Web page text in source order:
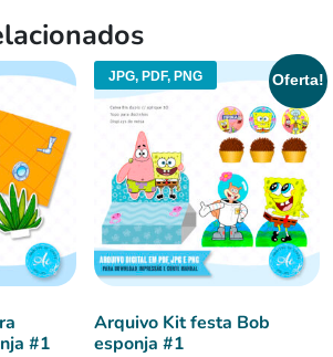
#1
JPG, PDF, PNG Oferta!
Arquivo Kit festa Bob
esponja #1